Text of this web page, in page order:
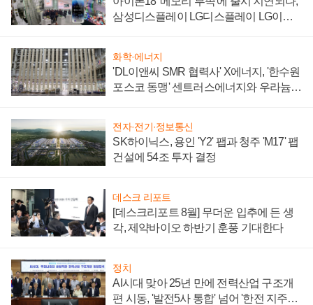
삼성디스플레이 LG디스플레이 LG이노
화학·에너지
'DL이앤씨 SMR 협력사' X에너지, '한수원
포스코 동맹' 센트러스에너지와 우라늄
전자·전기·정보통신
SK하이닉스, 용인 'Y2' 팹과 청주 'M17' 팹
건설에 54조 투자 결정
데스크 리포트
[데스크리포트 8월] 무더운 입추에 든 생
각, 제약바이오 하반기 훈풍 기대한다
정치
AI시대 맞아 25년 만에 전력산업 구조개
편 시동, '발전5사 통합' 넘어 '한전 지주사'